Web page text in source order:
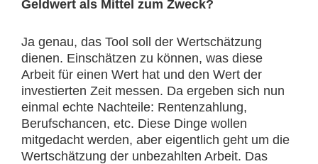
Geldwert als Mittel zum Zweck?
Ja genau, das Tool soll der Wertschätzung
dienen. Einschätzen zu können, was diese
Arbeit für einen Wert hat und den Wert der
investierten Zeit messen. Da ergeben sich nun
einmal echte Nachteile: Rentenzahlung,
Berufschancen, etc. Diese Dinge wollen
mitgedacht werden, aber eigentlich geht um die
Wertschätzung der unbezahlten Arbeit. Das